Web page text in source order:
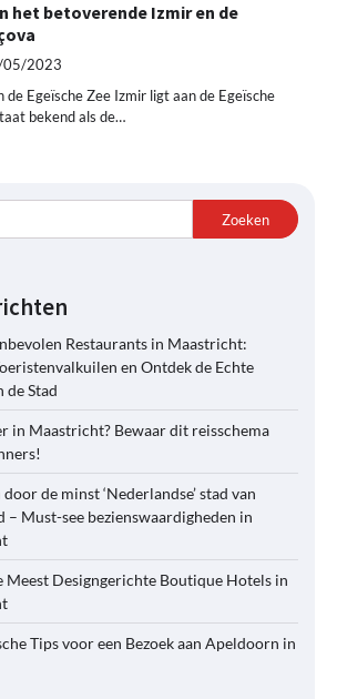
het betoverende Izmir en de
2023
de Egeïsche Zee Izmir ligt aan de Egeïsche
bekend als de…
Zoeken
Restaurants in Maastricht:
en Ontdek de Echte
de Stad
in Maastricht? Bewaar dit reisschema
de minst ‘Nederlandse’ stad van
– Must-see bezienswaardigheden in
Meest Designgerichte Boutique Hotels in
Tips voor een Bezoek aan Apeldoorn in